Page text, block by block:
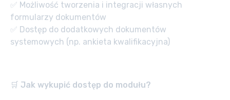
✅ Możliwość tworzenia i integracji własnych
formularzy dokumentów
✅ Dostęp do dodatkowych dokumentów
systemowych (np. ankieta kwalifikacyjna)
🛒 Jak wykupić dostęp do modułu?